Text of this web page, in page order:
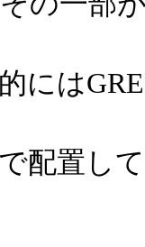
には
配置し